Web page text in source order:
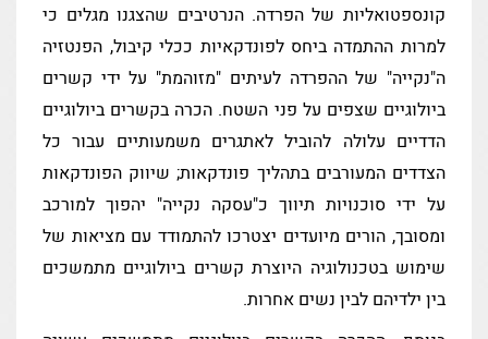
קונספטואליות של הפרדה. הנרטיבים שהצגנו מגלים כי
למרות ההתמדה ביחס לפונדקאיות ככלי קיבול, הפנטזיה
ה"נקייה" של ההפרדה לעיתים "מזוהמת" על ידי קשרים
ביולוגיים שצפים על פני השטח. הכרה בקשרים ביולוגיים
הדדיים עלולה להוביל לאתגרים משמעותיים עבור כל
הצדדים המעורבים בתהליך פונדקאות; שיווק הפונדקאות
על ידי סוכנויות תיווך כ"עסקה נקייה" יהפוך למורכב
ומסובך, הורים מיועדים יצטרכו להתמודד עם מציאות של
שימוש בטכנולוגיה היוצרת קשרים ביולוגיים מתמשכים
בין ילדיהם לבין נשים אחרות.